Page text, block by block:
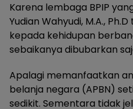
Karena lembaga BPIP
Yudian Wahyudi, M.A.,
kepada kehidupan
sebaikanya dibubarkan
Apalagi memanfaatkan
belanja negara (APBN)
sedikit. Sementara tidak